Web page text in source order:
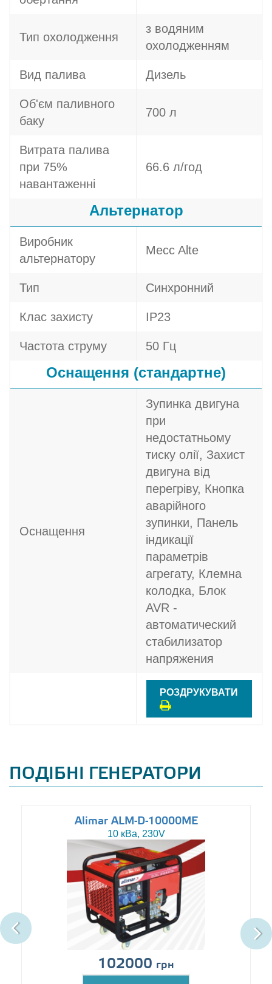
Тип охолодження
з водяним
охолодженням
Вид палива Дизель
Об'єм паливного
баку
700 л
Витрата палива
при 75%
навантаженні
66.6 л/год
Альтернатор
Виробник
альтернатору
Mecc Alte
Тип Синхронний
Клас захисту IP23
Частота струму 50 Гц
Оснащення (стандартне)
Оснащення
Зупинка двигуна
при
недостатньому
тиску олії, Захист
двигуна від
перегріву, Кнопка
аварійного
зупинки, Панель
індикації
параметрів
агрегату, Клемна
колодка, Блок
AVR -
автоматический
стабилизатор
напряжения
РОЗДРУКУВАТИ
ПОДІБНІ ГЕНЕРАТОРИ
Alimar ALM-D-10000ME
10 кВа, 230V
102000 грн